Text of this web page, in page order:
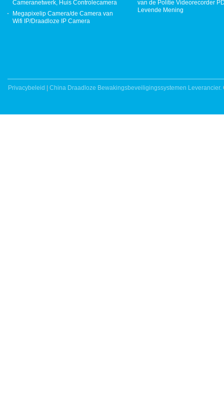
Cameranetwerk, Huis Controlecamera
Megapixelip Camera/de Camera van
Wifi IP/Draadloze IP Camera
van de Politie Videorecorder
Levende Mening
Privacybeleid China Draadloze Bewakingsbeveiligingssystemen Leverancier.